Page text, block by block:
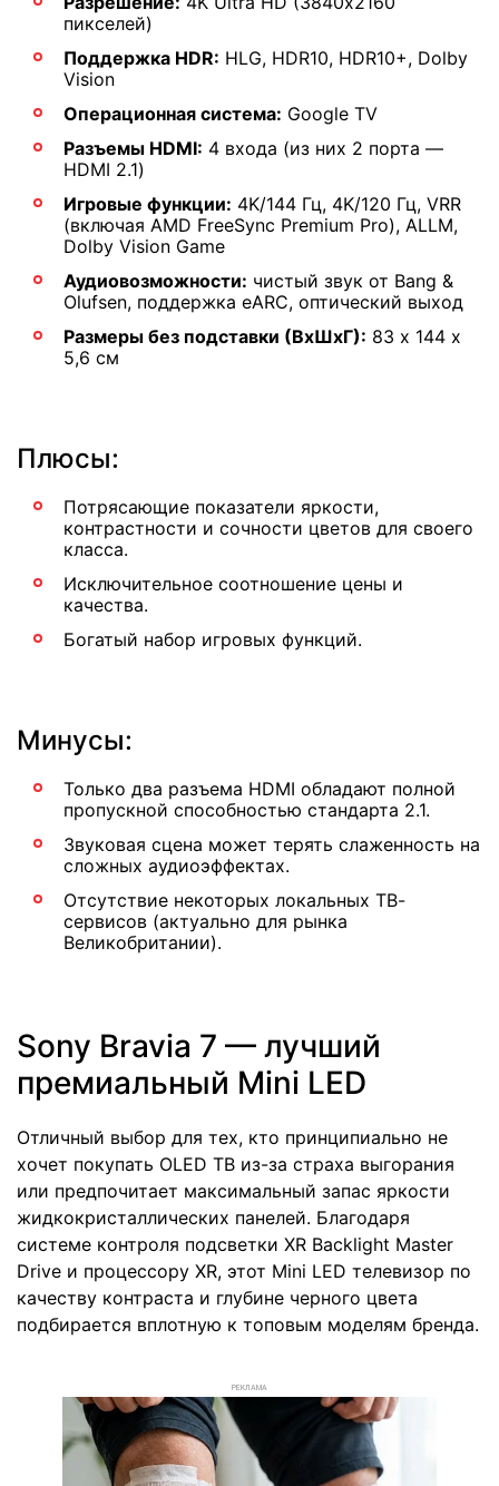
пикселей)
Поддержка HDR: HLG, HDR10, HDR10+, Dolby
Vision
Операционная система: Google TV
Разъемы HDMI: 4 входа (из них 2 порта —
HDMI 2.1)
Игровые функции: 4K/144 Гц, 4K/120 Гц, VRR
(включая AMD FreeSync Premium Pro), ALLM,
Dolby Vision Game
Аудиовозможности: чистый звук от Bang &
Olufsen, поддержка eARC, оптический выход
Размеры без подставки (ВхШхГ): 83 х 144 x
5,6 см
Плюсы:
Потрясающие показатели яркости,
контрастности и сочности цветов для своего
класса.
Исключительное соотношение цены и
качества.
Богатый набор игровых функций.
Минусы:
Только два разъема HDMI обладают полной
пропускной способностью стандарта 2.1.
Звуковая сцена может терять слаженность на
сложных аудиоэффектах.
Отсутствие некоторых локальных ТВ-
сервисов (актуально для рынка
Великобритании).
Sony Bravia 7 — лучший
премиальный Mini LED
Отличный выбор для тех, кто принципиально не
хочет покупать OLED ТВ из-за страха выгорания
или предпочитает максимальный запас яркости
жидкокристаллических панелей. Благодаря
системе контроля подсветки XR Backlight Master
Drive и процессору XR, этот Mini LED телевизор по
качеству контраста и глубине черного цвета
подбирается вплотную к топовым моделям бренда.
РЕКЛАМА